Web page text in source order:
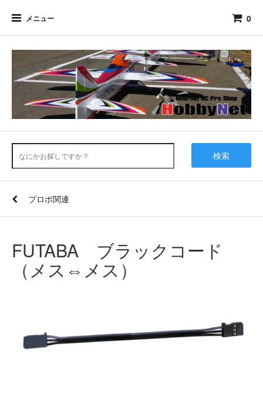
メニュー 0
検索
プロポ関連
FUTABA ブラックコード
（メス⇔メス）